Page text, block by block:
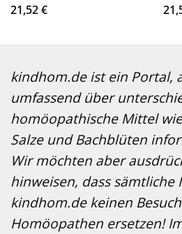
21,52€
kindhom.de ist ein Portal,
umfassend über
homöopathische Mittel
Salze und Bachblüten
Wir möchten aber
hinweisen, dass sämtliche
kindhom.de keinen
Homöopathen ersetzen!